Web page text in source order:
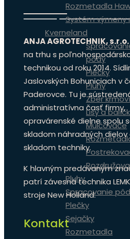
Rozmetadla
Systém výmeny
Kverneland
pôdy
Plečky
Pluhy
Zber
Lisy a
Mulčovače
Pluhy
Spracovanie
Plečky
Sejačky
Rozmetadla
ANJA AGROTECHNIK, s.r.o.
na trhu s
technikou od roku 2014.
Jaslovských Bohuniciach v
Paderovce. Tu je
administratívna časť firmy,
opravárenské dielne spolu
skladom náhradných dielov
skladom techniky.
K hlavným predávaným
patrí závesná technika
stroje New Holland.
Kontakt